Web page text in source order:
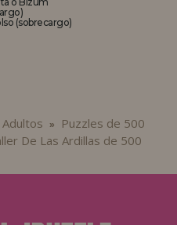
(sobrecargo)
»
Puzzles de 500
De Las Ardillas de 500